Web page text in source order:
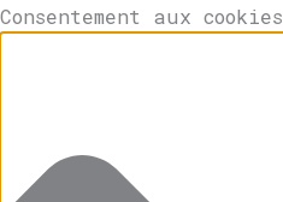
Consentement aux cookies